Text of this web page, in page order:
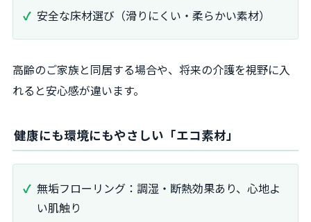
安全な床材選び（滑りにくい・柔らかい素材）
高齢のご家族と同居する場合や、将来の介護を視野に入
れると安心感が違います。
健康にも環境にもやさしい「エコ素材」
無垢フローリング：調湿・断熱効果あり、心地よ
い肌触り